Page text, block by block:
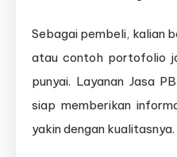
Sebagai pembeli, kalian
atau contoh portofolio
punyai. Layanan Jasa
siap memberikan
yakin dengan kualitasnya.